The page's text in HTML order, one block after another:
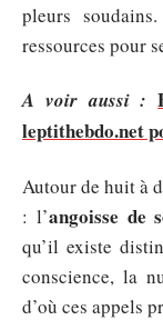
pleurs
ressources pour
A voir aussi :
leptithebdo.net
Autour de huit à
: l’angoisse de
qu’il existe
conscience, la
d’où ces appels